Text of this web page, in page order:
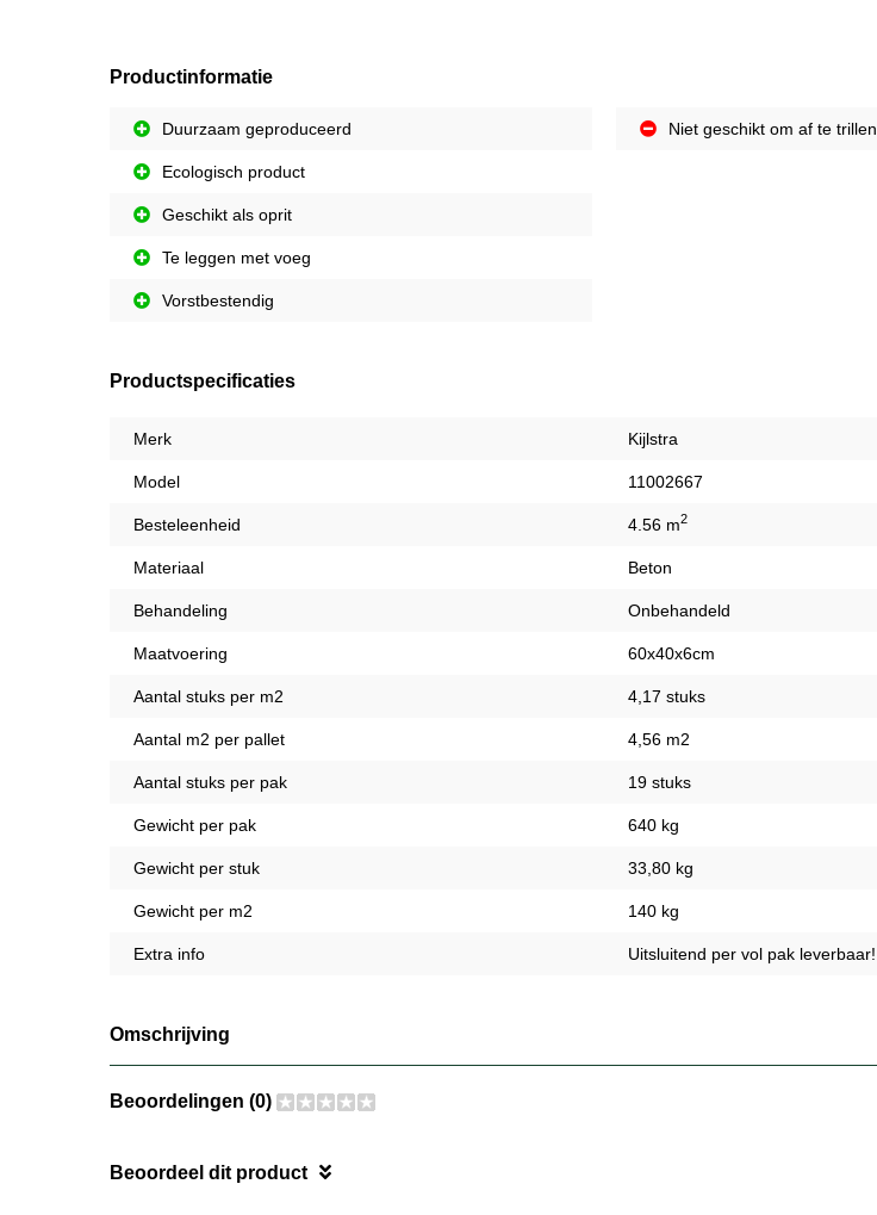
Productinformatie
Duurzaam geproduceerd
Ecologisch product
Geschikt als oprit
Te leggen met voeg
Vorstbestendig
Niet geschikt om af te trillen
Productspecificaties
Merk Kijlstra
Model 11002667
Besteleenheid 4.56 m2
Materiaal Beton
Behandeling Onbehandeld
Maatvoering 60x40x6cm
Aantal stuks per m2 4,17 stuks
Aantal m2 per pallet 4,56 m2
Aantal stuks per pak 19 stuks
Gewicht per pak 640 kg
Gewicht per stuk 33,80 kg
Gewicht per m2 140 kg
Extra info Uitsluitend per vol pak leverbaar!
Omschrijving
Beoordelingen (0)
Beoordeel dit product